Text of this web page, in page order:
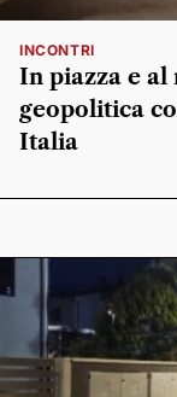
INCONTRI
In piazza e al
geopolitica
Italia